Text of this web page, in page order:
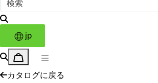
jp
カタログに戻る